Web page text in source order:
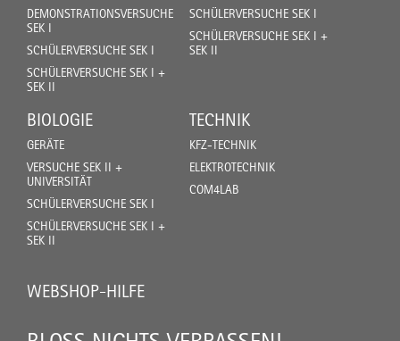
DEMONSTRATIONSVERSUCHE
SEK I
SCHÜLERVERSUCHE SEK I
SCHÜLERVERSUCHE SEK I +
SEK II
SCHÜLERVERSUCHE SEK I
SCHÜLERVERSUCHE SEK I +
SEK II
BIOLOGIE
GERÄTE
VERSUCHE SEK II +
UNIVERSITÄT
SCHÜLERVERSUCHE SEK I
SCHÜLERVERSUCHE SEK I +
SEK II
TECHNIK
KFZ-TECHNIK
ELEKTROTECHNIK
COM4LAB
WEBSHOP-HILFE